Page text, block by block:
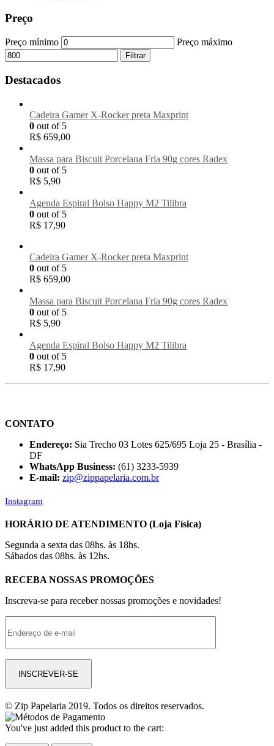
Preço
Preço mínimo Preço máximo
Filtrar
Destacados
Cadeira Gamer X-Rocker preta Maxprint
0 out of 5
R$ 659,00
Massa para Biscuit Porcelana Fria 90g cores Radex
0 out of 5
R$ 5,90
Agenda Espiral Bolso Happy M2 Tilibra
0 out of 5
R$ 17,90
Cadeira Gamer X-Rocker preta Maxprint
0 out of 5
R$ 659,00
Massa para Biscuit Porcelana Fria 90g cores Radex
0 out of 5
R$ 5,90
Agenda Espiral Bolso Happy M2 Tilibra
0 out of 5
R$ 17,90
CONTATO
Endereço: Sia Trecho 03 Lotes 625/695 Loja 25 - Brasília -
DF
WhatsApp Business: (61) 3233-5939
E-mail: zip@zippapelaria.com.br
Instagram
HORÁRIO DE ATENDIMENTO (Loja Física)
Segunda a sexta das 08hs. às 18hs.
Sábados das 08hs. às 12hs.
RECEBA NOSSAS PROMOÇÕES
Inscreva-se para receber nossas promoções e novidades!
© Zip Papelaria 2019. Todos os direitos reservados.
You've just added this product to the cart: